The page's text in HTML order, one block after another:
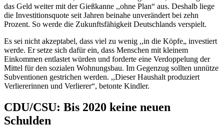
das Geld weiter mit der Gießkanne ,,ohne Plan“ aus. Deshalb liege
die Investitionsquote seit Jahren beinahe unverändert bei zehn
Prozent. So werde die Zukunftsfähigkeit Deutschlands verspielt.
Es sei nicht akzeptabel, dass viel zu wenig ,,in die Köpfe„ investiert
werde. Er setze sich dafür ein, dass Menschen mit kleinem
Einkommen entlastet würden und forderte eine Verdoppelung der
Mittel für den sozialen Wohnungsbau. Im Gegenzug sollten unnütze
Subventionen gestrichen werden. ,,Dieser Haushalt produziert
Verliererinnen und Verlierer“, betonte Kindler.
CDU/CSU: Bis 2020 keine neuen
Schulden